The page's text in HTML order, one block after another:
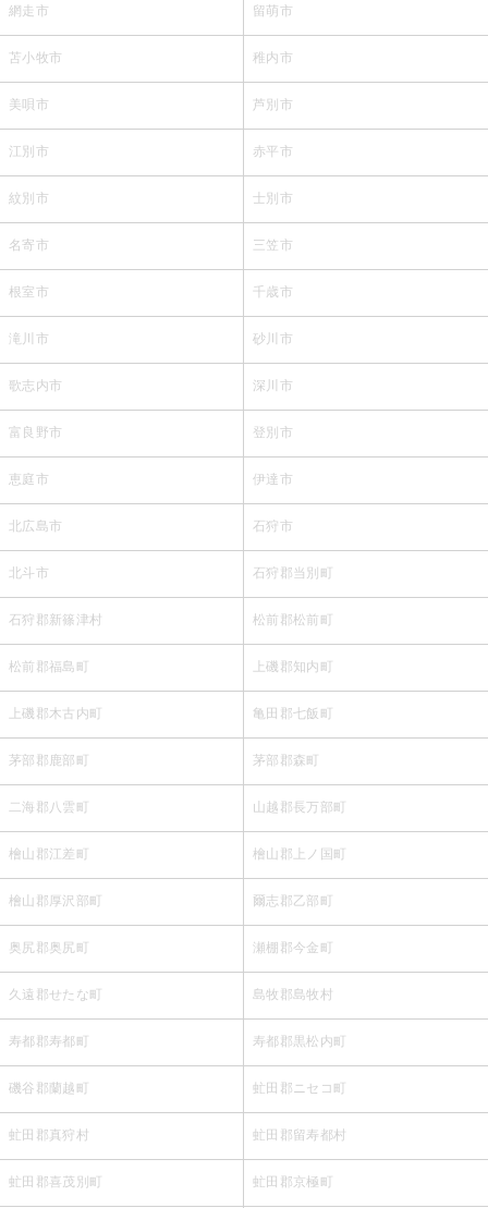
網走市 留萌市
苫小牧市 稚内市
美唄市 芦別市
江別市 赤平市
紋別市 士別市
名寄市 三笠市
根室市 千歳市
滝川市 砂川市
歌志内市 深川市
富良野市 登別市
恵庭市 伊達市
北広島市 石狩市
北斗市 石狩郡当別町
石狩郡新篠津村 松前郡松前町
松前郡福島町 上磯郡知内町
上磯郡木古内町 亀田郡七飯町
茅部郡鹿部町 茅部郡森町
二海郡八雲町 山越郡長万部町
檜山郡江差町 檜山郡上ノ国町
檜山郡厚沢部町 爾志郡乙部町
奥尻郡奥尻町 瀬棚郡今金町
久遠郡せたな町 島牧郡島牧村
寿都郡寿都町 寿都郡黒松内町
磯谷郡蘭越町 虻田郡ニセコ町
虻田郡真狩村 虻田郡留寿都村
虻田郡喜茂別町 虻田郡京極町